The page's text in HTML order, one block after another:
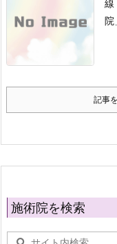
線
院
記事
施術院を検索